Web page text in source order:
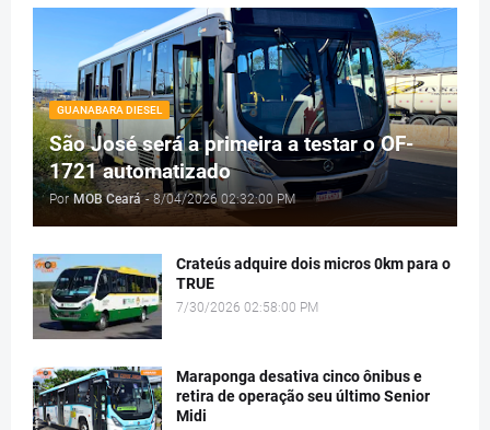
GUANABARA DIESEL
São José será a primeira a testar o OF-
1721 automatizado
Por MOB Ceará - 8/04/2026 02:32:00 PM
Crateús adquire dois micros 0km para o
TRUE
7/30/2026 02:58:00 PM
Maraponga desativa cinco ônibus e
retira de operação seu último Senior
Midi